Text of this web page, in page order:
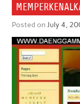
Posted on July 4,